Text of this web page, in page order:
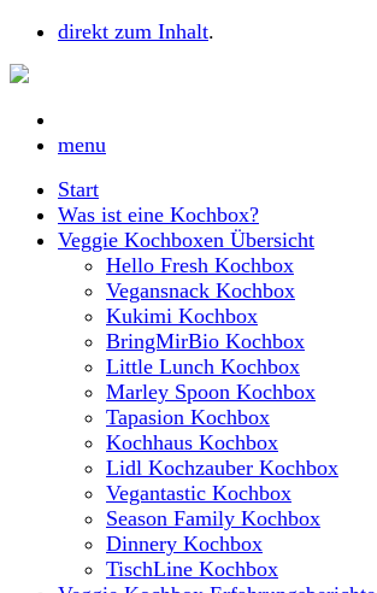
direkt zum Inhalt.
menu
Start
Was ist eine Kochbox?
Veggie Kochboxen Übersicht
Hello Fresh Kochbox
Vegansnack Kochbox
Kukimi Kochbox
BringMirBio Kochbox
Little Lunch Kochbox
Marley Spoon Kochbox
Tapasion Kochbox
Kochhaus Kochbox
Lidl Kochzauber Kochbox
Vegantastic Kochbox
Season Family Kochbox
Dinnery Kochbox
TischLine Kochbox